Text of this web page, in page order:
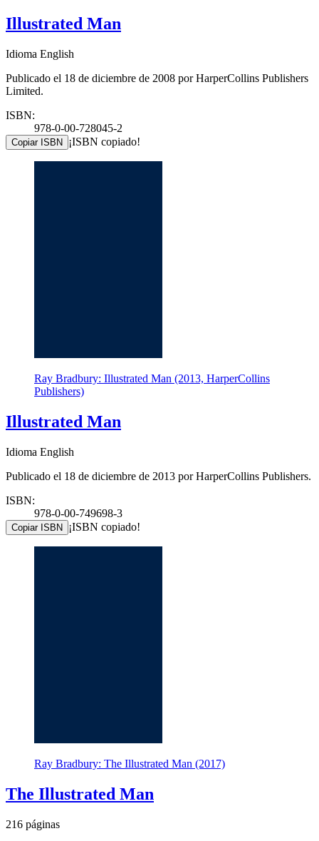
Illustrated Man
Idioma English
Publicado el 18 de diciembre de 2008 por HarperCollins Publishers
Limited.
ISBN:
978-0-00-728045-2
Copiar ISBN ¡ISBN copiado!
Ray Bradbury: Illustrated Man (2013, HarperCollins
Publishers)
Illustrated Man
Idioma English
Publicado el 18 de diciembre de 2013 por HarperCollins Publishers.
ISBN:
978-0-00-749698-3
Copiar ISBN ¡ISBN copiado!
Ray Bradbury: The Illustrated Man (2017)
The Illustrated Man
216 páginas